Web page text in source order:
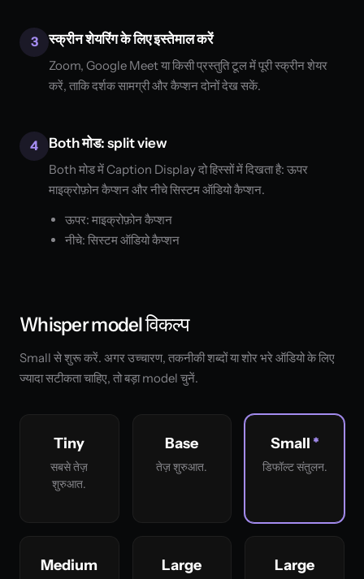
3 स्क्रीन शेयरिंग के लिए इस्तेमाल करें
Zoom, Google Meet या किसी प्रस्तुति टूल में पूरी स्क्रीन शेयर
करें, ताकि दर्शक सामग्री और कैप्शन दोनों देख सकें.
4 Both मोड: split view
Both मोड में Caption Display दो हिस्सों में दिखता है: ऊपर
माइक्रोफ़ोन कैप्शन और नीचे सिस्टम ऑडियो कैप्शन.
ऊपर: माइक्रोफ़ोन कैप्शन
नीचे: सिस्टम ऑडियो कैप्शन
Whisper model विकल्प
Small से शुरू करें. अगर उच्चारण, तकनीकी शब्दों या शोर भरे ऑडियो के लिए
ज्यादा सटीकता चाहिए, तो बड़ा model चुनें.
Tiny
सबसे तेज़
शुरुआत.
Base
तेज़ शुरुआत.
Small
डिफॉल्ट संतुलन.
Medium
Large
Large